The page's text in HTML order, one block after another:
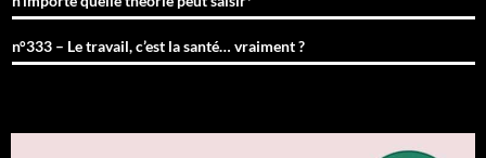
n°333 – Le travail, c’est la santé… vraiment ?